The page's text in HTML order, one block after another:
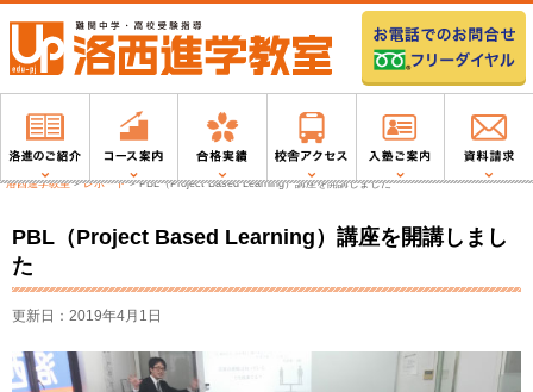
洛西進学教室>レポート>PBL（Project Based Learning）講座を開講しました
PBL（Project Based Learning）講座を開講しまし
た
更新日：2019年4月1日